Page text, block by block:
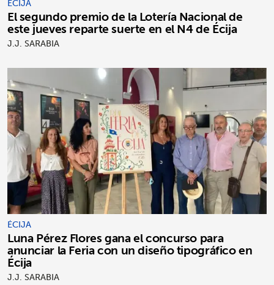
ÉCIJA
El segundo premio de la Lotería Nacional de
este jueves reparte suerte en el N4 de Écija
J.J. SARABIA
ÉCIJA
Luna Pérez Flores gana el concurso para
anunciar la Feria con un diseño tipográfico en
Écija
J.J. SARABIA